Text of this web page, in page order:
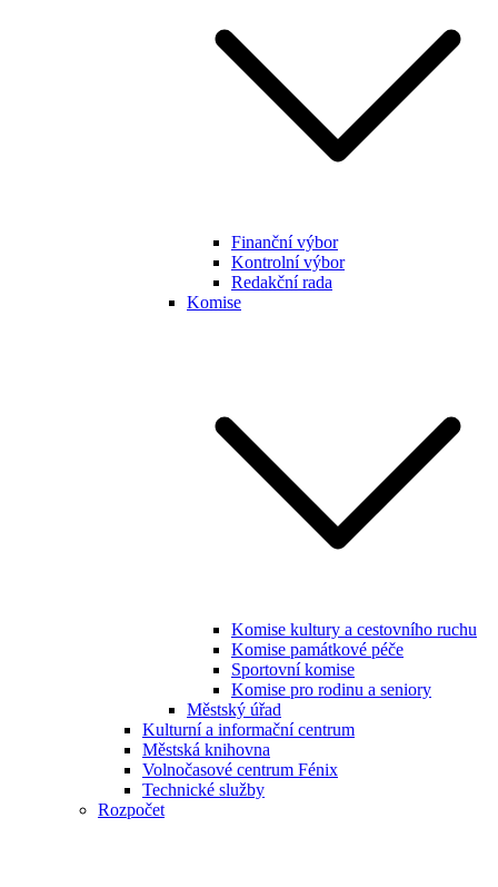
Finanční výbor
Kontrolní výbor
Redakční rada
Komise
Komise kultury a cestovního ruchu
Komise památkové péče
Sportovní komise
Komise pro rodinu a seniory
Městský úřad
Kulturní a informační centrum
Městská knihovna
Volnočasové centrum Fénix
Technické služby
Rozpočet